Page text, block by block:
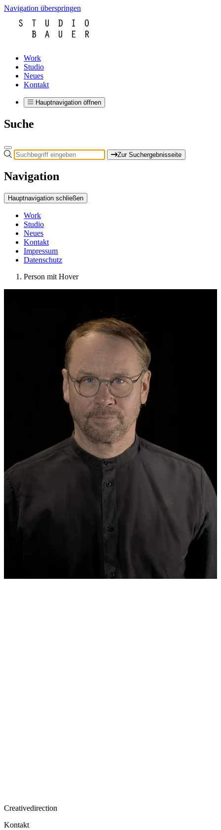
Navigation überspringen
Work
Studio
Neues
Kontakt
Hauptnavigation öffnen
Suche
Zur Suchergebnisseite
Navigation
Hauptnavigation schließen
Work
Studio
Neues
Kontakt
Impressum
Datenschutz
Person mit Hover
Creativedirection
Kontakt